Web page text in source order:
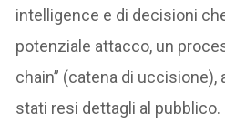
intelligence e di decisioni
potenziale attacco, un
chain” (catena di
stati resi dettagli al pubblico.